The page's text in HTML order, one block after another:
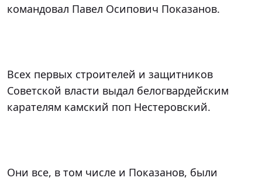
командовал Павел Осипович Показанов.
Всех первых строителей и защитников
Советской власти выдал белогвардейским
карателям камский поп Нестеровский.
Они все, в том числе и Показанов, были